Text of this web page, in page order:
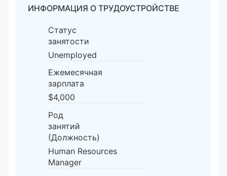
ИНФОРМАЦИЯ О ТРУДОУСТРОЙСТВЕ
Статус
занятости
Unemployed
Ежемесячная
зарплата
$4,000
Род
занятий
(Должность)
Human Resources
Manager